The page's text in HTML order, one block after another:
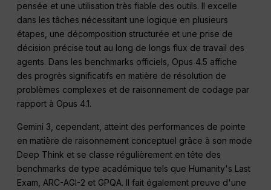
pensée et une utilisation très fiable des outils. Il excelle
dans les tâches nécessitant une logique en plusieurs
étapes, une décomposition structurée et une prise de
décision précise tout au long de longs flux de travail des
agents. Dans les benchmarks officiels, Opus 4.5 affiche
des progrès significatifs en matière de résolution de
problèmes complexes et de raisonnement de codage par
rapport à Opus 4.1.
Gemini 3, cependant, atteint des performances de pointe
en matière de raisonnement conceptuel grâce à son mode
Deep Think et se classe régulièrement en tête des
benchmarks de type académique tels que Humanity's Last
Exam, ARC-AGI-2 et GPQA. Il fait également preuve d'une